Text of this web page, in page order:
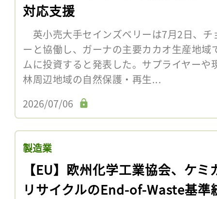
対応支援
英小売大手セインズベリーは7月2日、チ
ーと協働し、ガーナの主要カカオ生産地
ムに投資すると発表した。サプライヤーや
林周辺地域の自然保護・再生...
2026/07/06
製造業
【EU】欧州化学工業協会、ケミ
リサイクルのEnd-of-Waste基準